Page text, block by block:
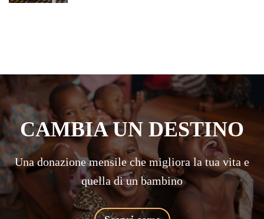
CAMBIA UN DESTINO
Una donazione mensile che migliora la tua vita e
quella di un bambino